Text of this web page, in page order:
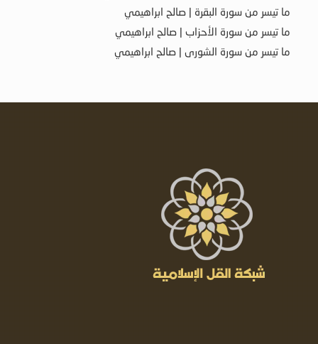
ما تيسر من سورة البقرة | صالح ابراهيمي
ما تيسر من سورة الأحزاب | صالح ابراهيمي
ما تيسر من سورة الشورى | صالح ابراهيمي